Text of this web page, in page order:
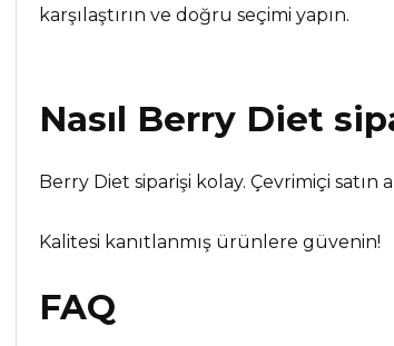
karşılaştırın ve doğru seçimi yapın.
Nasıl Berry Diet
Berry Diet siparişi kolay. Çevrimiçi
Kalitesi kanıtlanmış ürünlere güvenin!
FAQ